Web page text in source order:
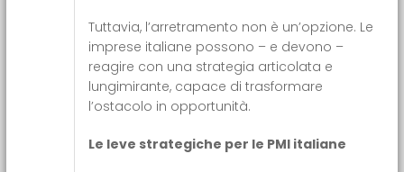
Tuttavia, l’arretramento non è un’opzione. Le
imprese italiane possono – e devono –
reagire con una strategia articolata e
lungimirante, capace di trasformare
l’ostacolo in opportunità.
Le leve strategiche per le PMI italiane